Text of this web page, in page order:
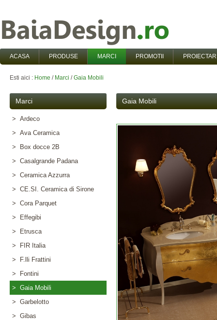
ACASA PRODUSE MARCI PROMOTII
Esti aici : Home / Marci /Gaia Mobili
Marci
> Ardeco
> Ava Ceramica
> Box docce 2B
> Casalgrande Padana
> Ceramica Azzurra
> CE.SI. Ceramica di Sirone
> Cora Parquet
> Effegibi
> Etrusca
> FIR Italia
> F.lli Frattini
> Fontini
> Gaia Mobili
> Garbelotto
> Gibas
Gaia Mobili